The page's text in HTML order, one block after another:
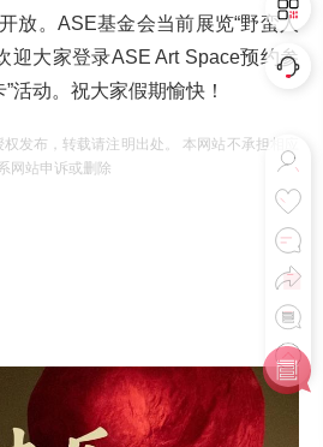
放。ASE基金会当前展览“野蛮人
迎大家登录ASE Art Space预约参
活动。祝大家假期愉快！
发布，转载请注明出处。 本网站不承担相应
网站申诉或删除